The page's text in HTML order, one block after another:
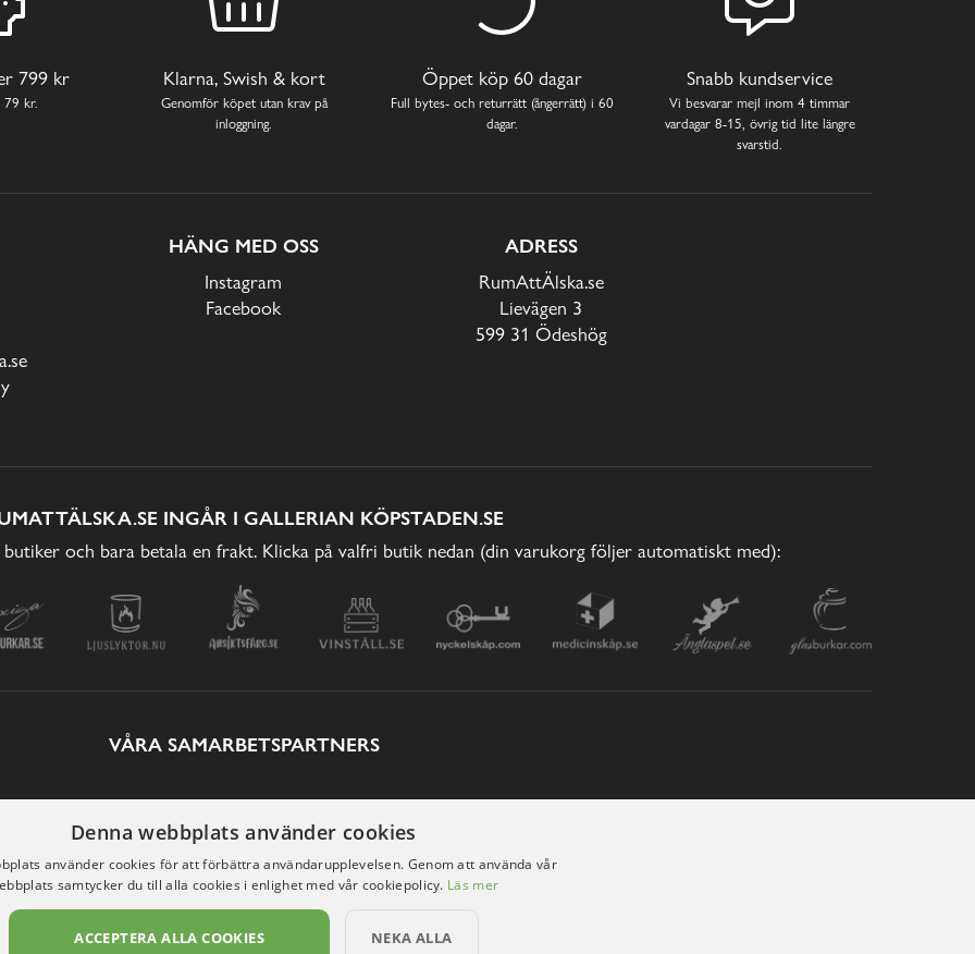
799 kr
79 kr.
Klarna, Swish & kort
Genomför köpet utan krav på
inloggning.
Öppet köp 60 dagar
Full bytes- och returrätt (ångerrätt) i 60
dagar.
Snabb kundservice
Vi besvarar mejl inom 4 timmar
vardagar 8-15, övrig tid lite längre
svarstid.
HÄNG MED OSS
Instagram
Facebook
ADRESS
RumAttÄlska.se
Lievägen 3
599 31 Ödeshög
INGÅR I GALLERIAN KÖPSTADEN.SE
och bara betala en frakt. Klicka på valfri butik nedan (din varukorg följer automatiskt med):
VÅRA SAMARBETSPARTNERS
Denna webbplats använder cookies
använder cookies för att förbättra användarupplevelsen. Genom att använda vår
samtycker du till alla cookies i enlighet med vår cookiepolicy. Läs mer
ACCEPTERA ALLA COOKIES NEKA ALLA